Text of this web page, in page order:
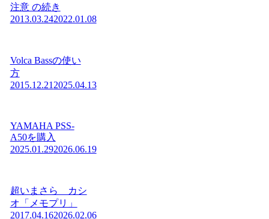
注意 の続き
2013.03.242022.01.08
Volca Bassの使い
方
2015.12.21 2025.04.13
YAMAHA PSS-
A50を購入
2025.01.292026.06.19
超いまさら カシ
オ「メモプリ」
2017.04.162026.02.06